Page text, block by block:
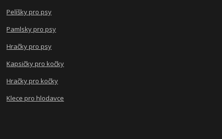
Pelíšky pro psy
Pamlsky pro psy
Hračky pro psy
Kapsičky pro kočky
Hračky pro kočky
Klece pro hlodavce